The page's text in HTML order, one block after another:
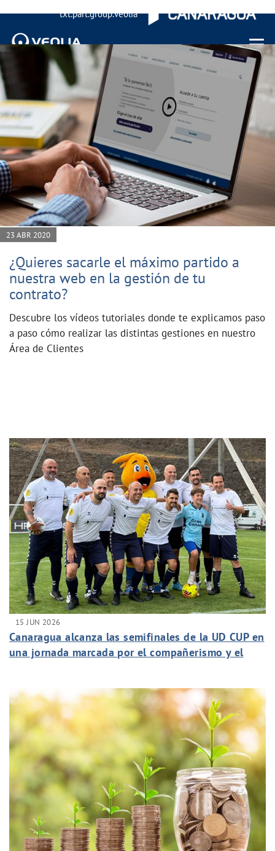
txt.part.group.veolia
Menu
23 ABR 2020
¿Quieres sacarle el máximo partido a
nuestra web en la gestión de tu
contrato?
Descubre los vídeos tutoriales donde te explicamos paso
a paso cómo realizar las distintas gestiones en nuestro
Área de Clientes
15 JUN 2026
Canaragua alcanza las semifinales de la UD CUP en
una jornada marcada por el compañerismo y el